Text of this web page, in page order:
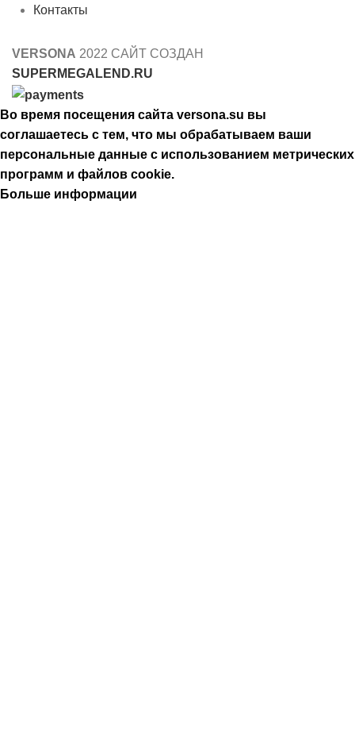
Контакты
VERSONA 2022 САЙТ СОЗДАН
SUPERMEGALEND.RU
Во время посещения сайта versona.su вы
соглашаетесь с тем, что мы обрабатываем ваши
персональные данные с использованием метрических
программ и файлов cookie.
Больше информации